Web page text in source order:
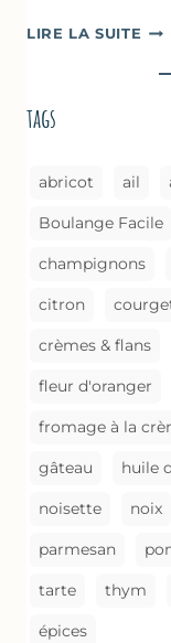
LIRE LA SUITE
LA
tags
abricot ail
Boulange Facile
champignons
citron
crèmes & flans
fleur d'oranger
fromage à la
gâteau huile
noisette noix
parmesan
tarte thym
épices